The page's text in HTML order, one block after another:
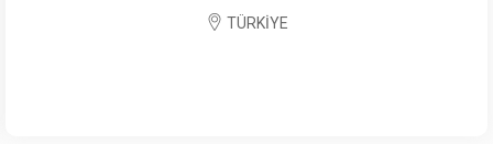
TÜRKİYE